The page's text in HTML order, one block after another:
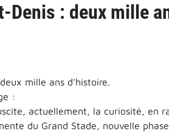
Denis : deux mille
mille ans d'histoire.
:
actuellement, la curiosité, en
du Grand Stade, nouvelle